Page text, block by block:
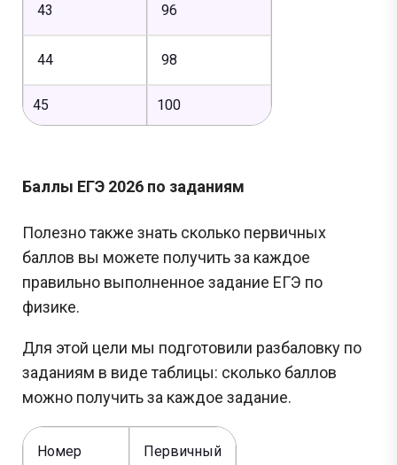
43 96
44 98
45 100
Баллы ЕГЭ 2026 по заданиям
Полезно также знать сколько первичных
баллов вы можете получить за каждое
правильно выполненное задание ЕГЭ по
физике.
Для этой цели мы подготовили разбаловку по
заданиям в виде таблицы: сколько баллов
можно получить за каждое задание.
Номер
Первичный